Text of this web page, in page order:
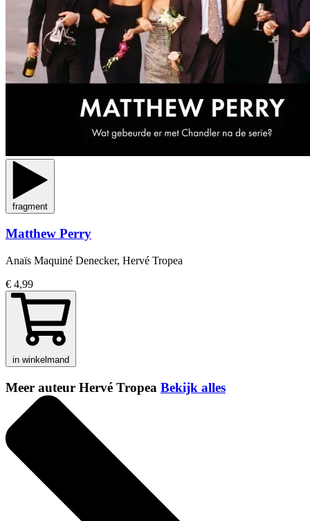
fragment
Matthew Perry
Anaïs Maquiné Denecker, Hervé Tropea
€ 4,99
in winkelmand
Meer auteur Hervé Tropea Bekijk alles